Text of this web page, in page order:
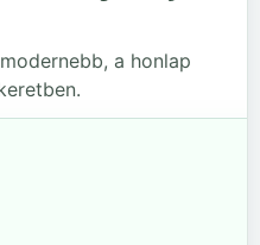
a honlap